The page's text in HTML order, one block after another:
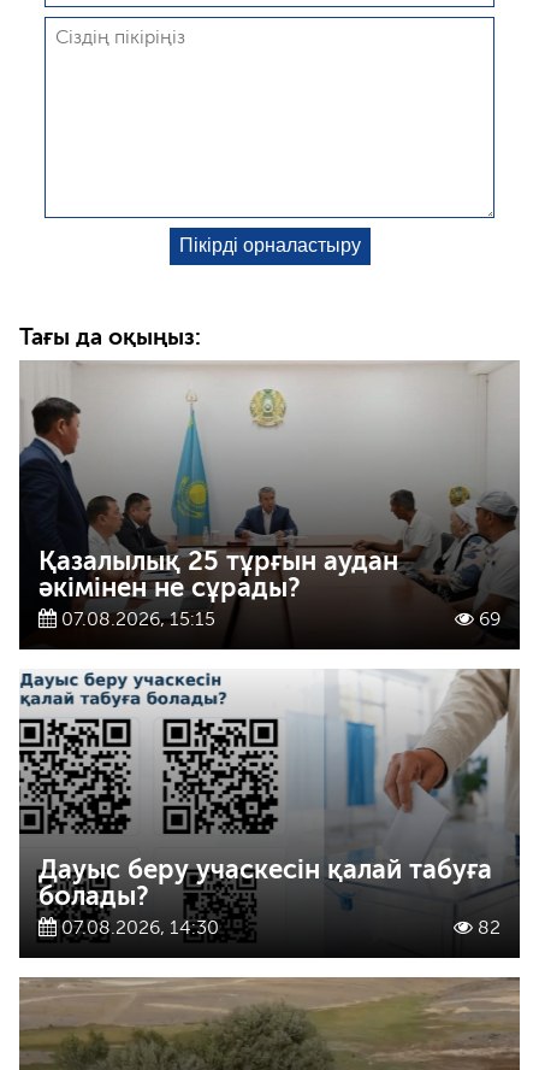
Тағы да оқыңыз:
Қазалылық 25 тұрғын аудан
әкімінен не сұрады?
07.08.2026, 15:15 69
Дауыс беру учаскесін қалай табуға
болады?
07.08.2026, 14:30 82